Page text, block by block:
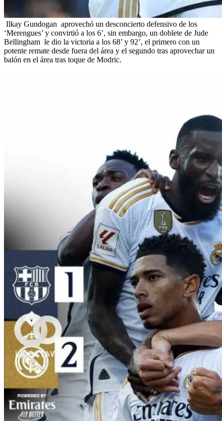
Ilkay Gundogan aprovechó un desconcierto defensivo de los
‘Merengues’ y convirtió a los 6’, sin embargo, un doblete de Jude
Bellingham le dio la victoria a los 68’ y 92’, el primero con un
potente remate desde fuera del área y el segundo tras aprovechar un
balón en el área tras toque de Modric.